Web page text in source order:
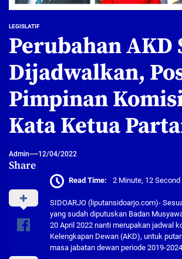
LEGISLATIF
Perubahan AKD
Dijadwalkan,
Pimpinan
Kata Ketua
Admin 12/04/2022
Share
Read Time: 2 Minute, 12 Second
SIDOARJO (liputansidoarjo.com)-
yang sudah diputuskan Badan
20 April 2022 nanti merupakan jadwal
Kelengkapan Dewan (AKD), untuk
masa jabatan dewan periode 2019-